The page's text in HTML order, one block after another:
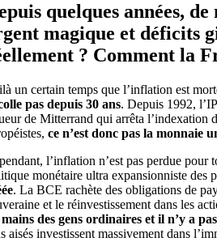
quelques années,
magique et déficits
? Comment la
un certain temps que l’inflation est
pas depuis 30 ans. Depuis 1992,
de Mitterrand qui arrêta l’indexation
ce n’est donc pas la monnaie
l’inflation n’est pas perdue
monétaire ultra expansionniste des
. La BCE rachète des obligations de
et le réinvestissement dans les
mains des gens ordinaires et il n’y a
aisés investissent massivement dans